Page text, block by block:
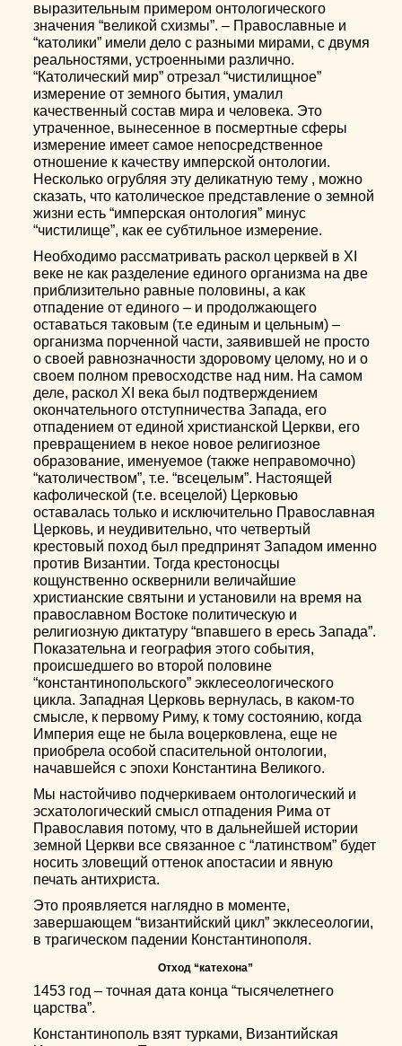
выразительным примером онтологического
значения “великой схизмы”. – Православные и
“католики” имели дело с разными мирами, с двумя
реальностями, устроенными различно.
“Католический мир” отрезал “чистилищное”
измерение от земного бытия, умалил
качественный состав мира и человека. Это
утраченное, вынесенное в посмертные сферы
измерение имеет самое непосредственное
отношение к качеству имперской онтологии.
Несколько огрубляя эту деликатную тему , можно
сказать, что католическое представление о земной
жизни есть “имперская онтология” минус
“чистилище”, как ее субтильное измерение.
Необходимо рассматривать раскол церквей в XI
веке не как разделение единого организма на две
приблизительно равные половины, а как
отпадение от единого – и продолжающего
оставаться таковым (т.е единым и цельным) –
организма порченной части, заявившей не просто
о своей равнозначности здоровому целому, но и о
своем полном превосходстве над ним. На самом
деле, раскол XI века был подтверждением
окончательного отступничества Запада, его
отпадением от единой христианской Церкви, его
превращением в некое новое религиозное
образование, именуемое (также неправомочно)
“католичеством”, т.е. “всецелым”. Настоящей
кафолической (т.е. всецелой) Церковью
оставалась только и исключительно Православная
Церковь, и неудивительно, что четвертый
крестовый поход был предпринят Западом именно
против Византии. Тогда крестоносцы
кощунственно осквернили величайшие
христианские святыни и установили на время на
православном Востоке политическую и
религиозную диктатуру “впавшего в ересь Запада”.
Показательна и география этого события,
происшедшего во второй половине
“константинопольского” экклесеологического
цикла. Западная Церковь вернулась, в каком-то
смысле, к первому Риму, к тому состоянию, когда
Империя еще не была воцерковлена, еще не
приобрела особой спасительной онтологии,
начавшейся с эпохи Константина Великого.
Мы настойчиво подчеркиваем онтологический и
эсхатологический смысл отпадения Рима от
Православия потому, что в дальнейшей истории
земной Церкви все связанное с “латинством” будет
носить зловещий оттенок апостасии и явную
печать антихриста.
Это проявляется наглядно в моменте,
завершающем “византийский цикл” экклесеологии,
в трагическом падении Константинополя.
Отход “катехона”
1453 год – точная дата конца “тысячелетнего
царства”.
Константинополь взят турками, Византийская